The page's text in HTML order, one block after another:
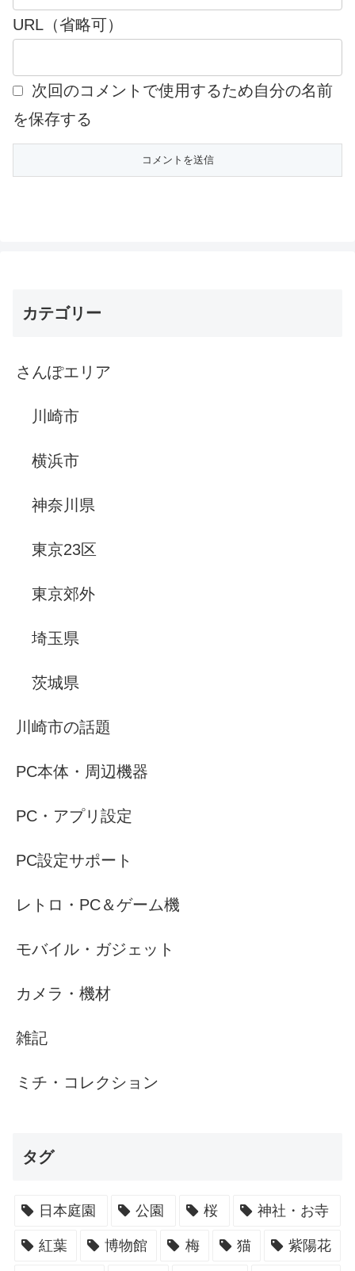
URL（省略可）
次回のコメントで使用するため自分の名前
を保存する
カテゴリー
さんぽエリア
川崎市
横浜市
神奈川県
東京23区
東京郊外
埼玉県
茨城県
川崎市の話題
PC本体・周辺機器
PC・アプリ設定
PC設定サポート
レトロ・PC＆ゲーム機
モバイル・ガジェット
カメラ・機材
雑記
ミチ・コレクション
タグ
日本庭園 公園 桜 神社・お寺
紅葉 博物館 梅 猫 紫陽花